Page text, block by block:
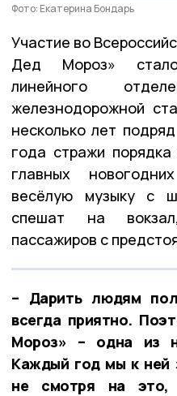
Фото: Екатерина Бондарь
Участие во
Дед Мороз»
линейного
железнодорожной
несколько лет
года стражи
главных
весёлую музыку с
спешат на
пассажиров с
– Дарить людям
всегда приятно.
Мороз» – одна из
Каждый год мы к ней
не смотря на это,